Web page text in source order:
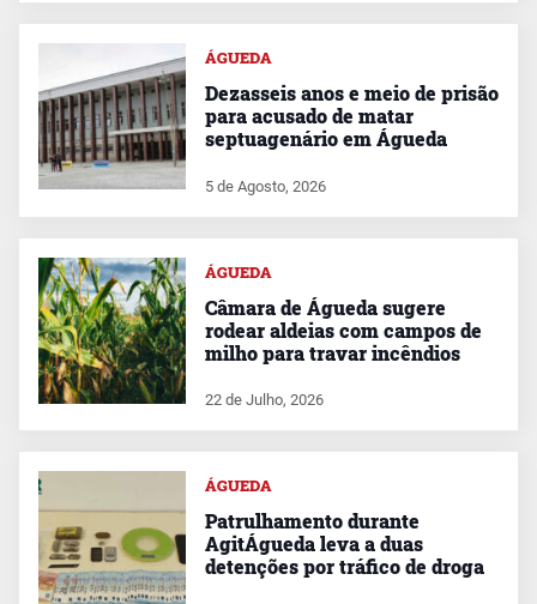
ÁGUEDA
Dezasseis anos e meio de prisão
para acusado de matar
septuagenário em Águeda
5 de Agosto, 2026
ÁGUEDA
Câmara de Águeda sugere
rodear aldeias com campos de
milho para travar incêndios
22 de Julho, 2026
ÁGUEDA
Patrulhamento durante
AgitÁgueda leva a duas
detenções por tráfico de droga